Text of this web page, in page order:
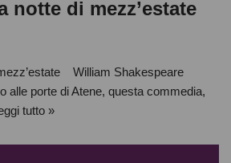
notte di mezz’estate
William Shakespeare
alle porte di Atene, questa commedia,
tutto »